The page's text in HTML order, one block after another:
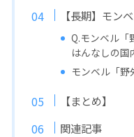
【長期】モン
Q.モンベル
はんなしの
モンベル「野
【まとめ】
関連記事